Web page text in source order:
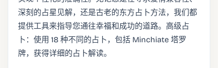
深刻的占星见解，还是古老的东方占卜方法，我们都
提供工具来指导您通往幸福和成功的道路。高级占
卜：使用 18 种不同的占卜，包括 Minchiate 塔罗
牌，获得详细的占卜解读。